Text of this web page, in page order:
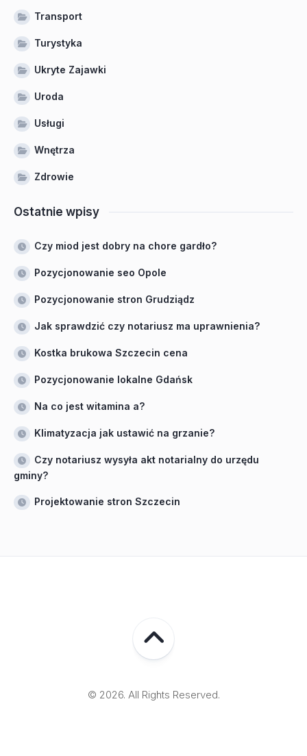
Transport
Turystyka
Ukryte Zajawki
Uroda
Usługi
Wnętrza
Zdrowie
Ostatnie wpisy
Czy miod jest dobry na chore gardło?
Pozycjonowanie seo Opole
Pozycjonowanie stron Grudziądz
Jak sprawdzić czy notariusz ma uprawnienia?
Kostka brukowa Szczecin cena
Pozycjonowanie lokalne Gdańsk
Na co jest witamina a?
Klimatyzacja jak ustawić na grzanie?
Czy notariusz wysyła akt notarialny do urzędu
gminy?
Projektowanie stron Szczecin
© 2026. All Rights Reserved.